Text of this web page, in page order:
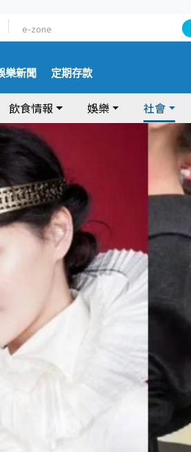
e-zone
樂新聞 定期存款
飲食情報 娛樂 社會